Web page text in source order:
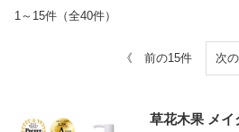
1～15件（全40件）
《 前の15件 次
草花木果 メイ